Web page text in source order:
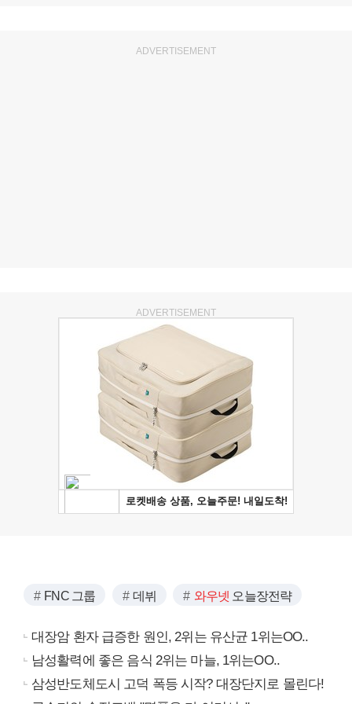
ADVERTISEMENT
ADVERTISEMENT
FNC 그룹 데뷔 와우넷 오늘장전략
대장암 환자 급증한 원인, 2위는 유산균 1위는OO..
남성활력에 좋은 음식 2위는 마늘, 1위는OO..
삼성반도체도시 고덕 폭등 시작? 대장단지로 몰린다!